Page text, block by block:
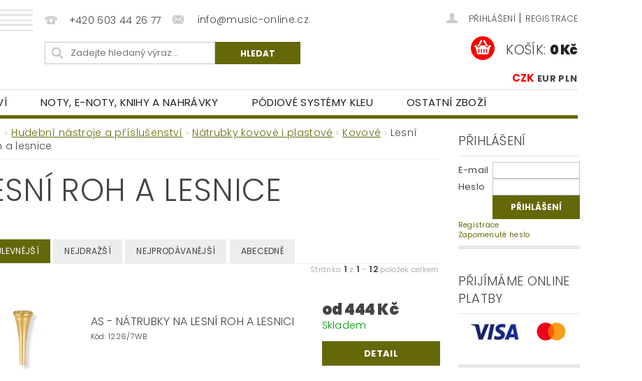
+420 603 44 26 77 info@music-online.cz PŘIHLÁŠENÍ | REGISTRACE
CZK EUR PLN
KOŠÍK: 0 Kč
NOTY, E-NOTY, KNIHY A NAHRÁVKY PÓDIOVÉ SYSTÉMY KLEU
OSTATNÍ ZBOŽÍ
OBCHODNÍ PODMÍNKY REKLAMAČNÍ ŘÁD PODMÍNKY OCHRANY OSOBNÍCH ÚDAJŮ
Hudební nástroje a příslušenství Nátrubky kovové i plastové Kovové
Lesní
a lesnice
ROH A LESNICE
NEJDRAŽŠÍ NEJPRODÁVANĚJŠÍ ABECEDNĚ
Stránka 1 z1 -12položek celkem
AS - NÁTRUBKY NA LESNÍ ROH A LESNICI
Kód:1226/7WB
od 444 Kč
Skladem
DETAIL
PŘIHLÁŠENÍ
E-mail
Heslo
Registrace
Zapomenuté heslo
PŘIJÍMÁME ONLINE
PLATBY